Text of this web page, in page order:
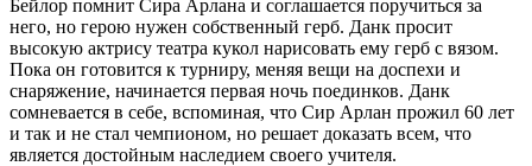
Бейлор помнит Сира Арлана и соглашается поручиться за
него, но герою нужен собственный герб. Данк просит
высокую актрису театра кукол нарисовать ему герб с вязом.
Пока он готовится к турниру, меняя вещи на доспехи и
снаряжение, начинается первая ночь поединков. Данк
сомневается в себе, вспоминая, что Сир Арлан прожил 60 лет
и так и не стал чемпионом, но решает доказать всем, что
является достойным наследием своего учителя.